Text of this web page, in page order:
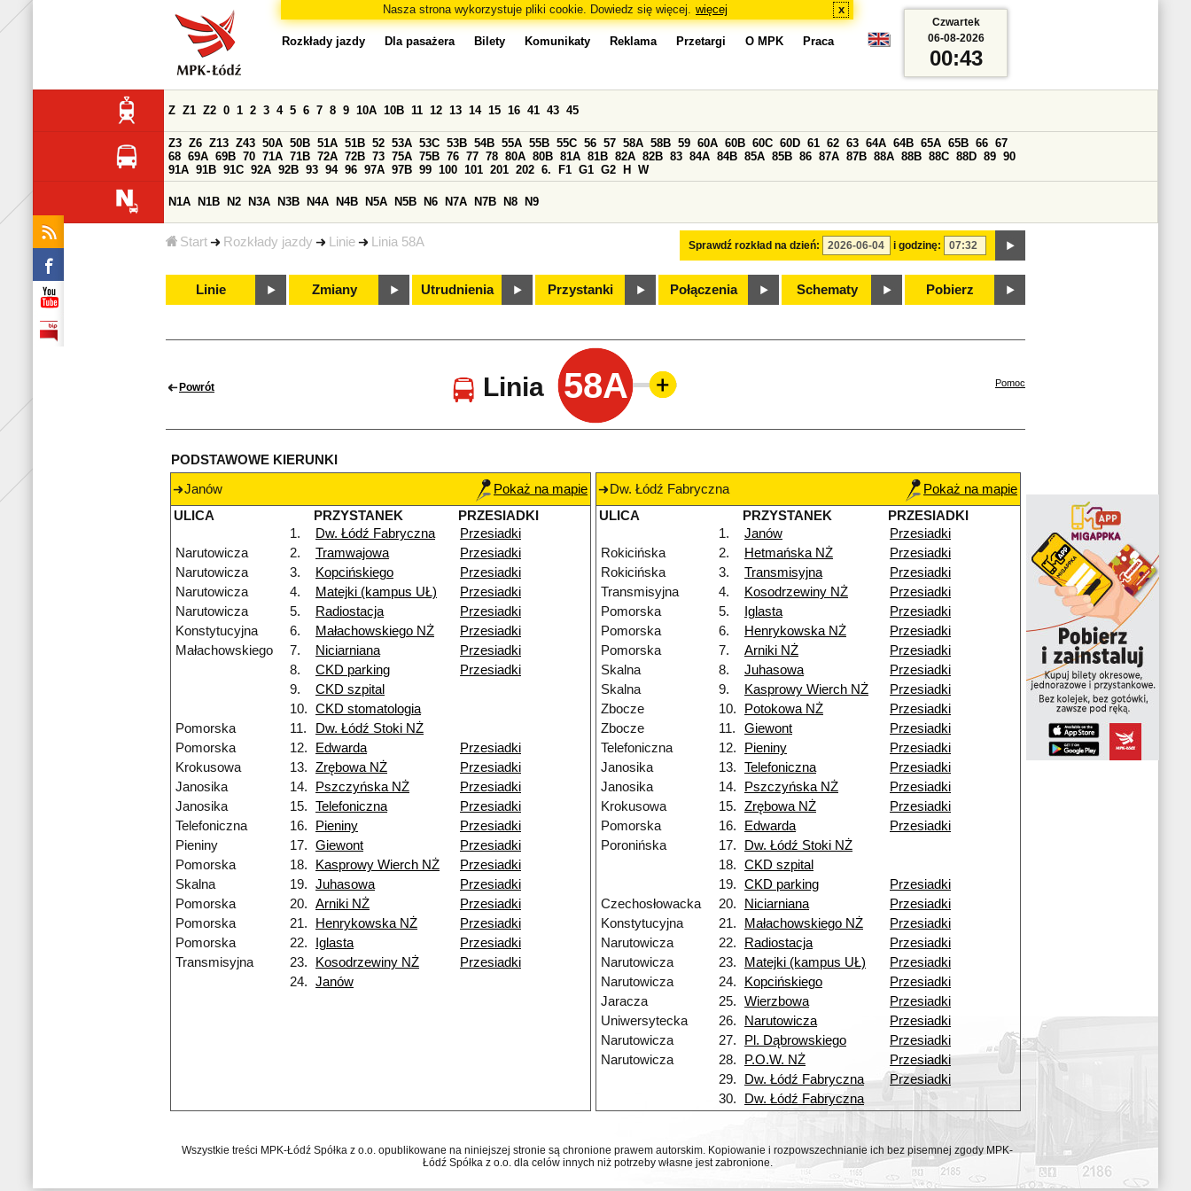
Nasza strona wykorzystuje pliki cookie. Dowiedz się więcej. więcej x
Start Rozkłady jazdy Linie Linia 58A
Rozkłady jazdy Dla pasażera Bilety Komunikaty Reklama Przetargi O MPK Praca
Sprawdź rozkład na dzień: i godzinę:
Z Z1 Z2 0 1 2 3 4 5 6 7 8 9 10A 10B 11 12 13 14 15 16 41 43 45
Z3 Z6 Z13 Z43 50A 50B 51A 51B 52 53A 53C 53B 54B 55A 55B 55C 56 57 58A 58B 59 60A 60B 60C 60D 61 62 63 64A 64B 65A 65B 66 67
68 69A 69B 70 71A 71B 72A 72B 73 75A 75B 76 77 78 80A 80B 81A 81B 82A 82B 83 84A 84B 85A 85B 86 87A 87B 88A 88B 88C 88D 89 90
91A 91B 91C 92A 92B 93 94 96 97A 97B 99 100 101 201 202 6. F1 G1 G2 H W
N1A N1B N2 N3A N3B N4A N4B N5A N5B N6 N7A N7B N8 N9
Linie Zmiany Utrudnienia Przystanki Połączenia Schematy Pobierz
Czwartek
06-08-2026
00:43
Powrót Linia 58A Pomoc
PODSTAWOWE KIERUNKI
Janów
Pokaż na mapie
ULICA
PRZYSTANEK
PRZESIADKI
1.
Dw. Łódź Fabryczna
Przesiadki
Narutowicza
2. Tramwajowa
Przesiadki
Narutowicza
3. Kopcińskiego
Przesiadki
Narutowicza
4. Matejki (kampus UŁ)
Przesiadki
Narutowicza
5. Radiostacja
Przesiadki
Konstytucyjna
6. Małachowskiego NŻ
Przesiadki
Małachowskiego
7. Niciarniana
Przesiadki
8.
CKD parking
Przesiadki
9.
CKD szpital
10.
CKD stomatologia
Pomorska
11.
Dw. Łódź Stoki NŻ
Pomorska
12. Edwarda
Przesiadki
Krokusowa
13. Zrębowa NŻ
Przesiadki
Janosika
14. Pszczyńska NŻ
Przesiadki
Janosika
15. Telefoniczna
Przesiadki
Telefoniczna
16. Pieniny
Przesiadki
Pieniny
17. Giewont
Przesiadki
Pomorska
18. Kasprowy Wierch NŻ
Przesiadki
Skalna
19. Juhasowa
Przesiadki
Pomorska
20. Arniki NŻ
Przesiadki
Pomorska
21. Henrykowska NŻ
Przesiadki
Pomorska
22. Iglasta
Przesiadki
Transmisyjna
23. Kosodrzewiny NŻ
Przesiadki
24.
Janów
Dw. Łódź Fabryczna
Pokaż na mapie
ULICA
PRZYSTANEK
PRZESIADKI
1.
Janów
Przesiadki
Rokicińska
2. Hetmańska NŻ
Przesiadki
Rokicińska
3. Transmisyjna
Przesiadki
Transmisyjna
4. Kosodrzewiny NŻ
Przesiadki
Pomorska
5. Iglasta
Przesiadki
Pomorska
6. Henrykowska NŻ
Przesiadki
Pomorska
7. Arniki NŻ
Przesiadki
Skalna
8. Juhasowa
Przesiadki
Skalna
9. Kasprowy Wierch NŻ
Przesiadki
Zbocze
10. Potokowa NŻ
Przesiadki
Zbocze
11. Giewont
Przesiadki
Telefoniczna
12. Pieniny
Przesiadki
Janosika
13. Telefoniczna
Przesiadki
Janosika
14. Pszczyńska NŻ
Przesiadki
Krokusowa
15. Zrębowa NŻ
Przesiadki
Pomorska
16. Edwarda
Przesiadki
Poronińska
17.
Dw. Łódź Stoki NŻ
18.
CKD szpital
19.
CKD parking
Przesiadki
Czechosłowacka
20. Niciarniana
Przesiadki
Konstytucyjna
21. Małachowskiego NŻ
Przesiadki
Narutowicza
22. Radiostacja
Przesiadki
Narutowicza
23. Matejki (kampus UŁ)
Przesiadki
Narutowicza
24. Kopcińskiego
Przesiadki
Jaracza
25. Wierzbowa
Przesiadki
Uniwersytecka
26. Narutowicza
Przesiadki
Narutowicza
27. Pl. Dąbrowskiego
Przesiadki
Narutowicza
28. P.O.W. NŻ
Przesiadki
29.
Dw. Łódź Fabryczna
Przesiadki
30.
Dw. Łódź Fabryczna
Wszystkie treści MPK-Łódź Spółka z o.o. opublikowane na niniejszej stronie są chronione prawem autorskim. Kopiowanie i rozpowszechnianie ich bez pisemnej zgody MPK-
Łódź Spółka z o.o. dla celów innych niż potrzeby własne jest zabronione.